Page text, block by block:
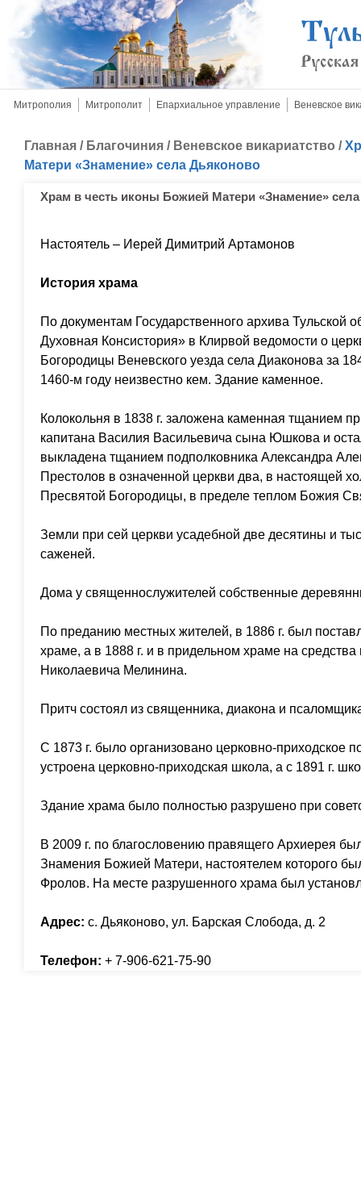
Митрополия Митрополит Епархиальное управление Веневское
Главная / Благочиния / Веневское викариатство /
Матери «Знамение» села Дьяконово
Храм в честь иконы Божией Матери «Знамение»
Настоятель – Иерей Димитрий Артамонов
История храма
По документам Государственного архива Тульской
Духовная Консистория» в Клирвой ведомости о
Богородицы Веневского уезда села Диаконова за
1460-м году неизвестно кем. Здание каменное.
Колокольня в 1838 г. заложена каменная тщанием
капитана Василия Васильевича сына Юшкова и
выкладена тщанием подполковника Александра
Престолов в означенной церкви два, в настоящей
Пресвятой Богородицы, в пределе теплом Божия
Земли при сей церкви усадебной две десятины и
саженей.
Дома у священнослужителей собственные
По преданию местных жителей, в 1886 г. был
храме, а в 1888 г. и в придельном храме на средства
Николаевича Мелинина.
Притч состоял из священника, диакона и
С 1873 г. было организовано церковно-приходское
устроена церковно-приходская школа, а с 1891 г.
Здание храма было полностью разрушено при
В 2009 г. по благословению правящего Архиерея
Знамения Божией Матери, настоятелем которого
Фролов. На месте разрушенного храма был
Адрес: с. Дьяконово, ул. Барская Слобода, д. 2
Телефон: + 7-906-621-75-90